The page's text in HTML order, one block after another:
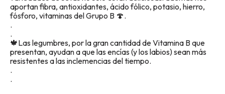
aportan fibra, antioxidantes, ácido fólico, potasio, hierro,
fósforo, vitaminas del Grupo B 🍄.
.
.
🍁Las legumbres, por la gran cantidad de Vitamina B que
presentan, ayudan a que las encías (y los labios) sean más
resistentes a las inclemencias del tiempo.
.
.